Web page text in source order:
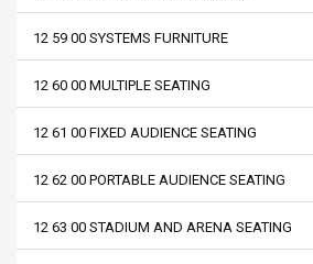
12 59 00 SYSTEMS FURNITURE
12 60 00 MULTIPLE SEATING
12 61 00 FIXED AUDIENCE SEATING
12 62 00 PORTABLE AUDIENCE SEATING
12 63 00 STADIUM AND ARENA SEATING